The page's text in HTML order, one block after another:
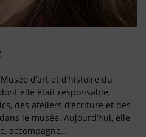
d’art et d’histoire du
elle était responsable,
des ateliers d’écriture et des
le musée. Aujourd’hui, elle
accompagne…